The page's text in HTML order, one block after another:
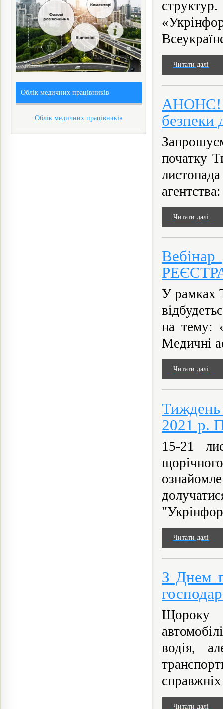
Читати далі
АНОНС!
безпеки
початку
Читати далі
Вебінар
У рамках
на тему:
Медичні
Читати далі
2021 р.
15-21
Читати далі
З Днем
Щороку
водія,
Читати далі
Облік медичних працівників
Облік медичних працівників